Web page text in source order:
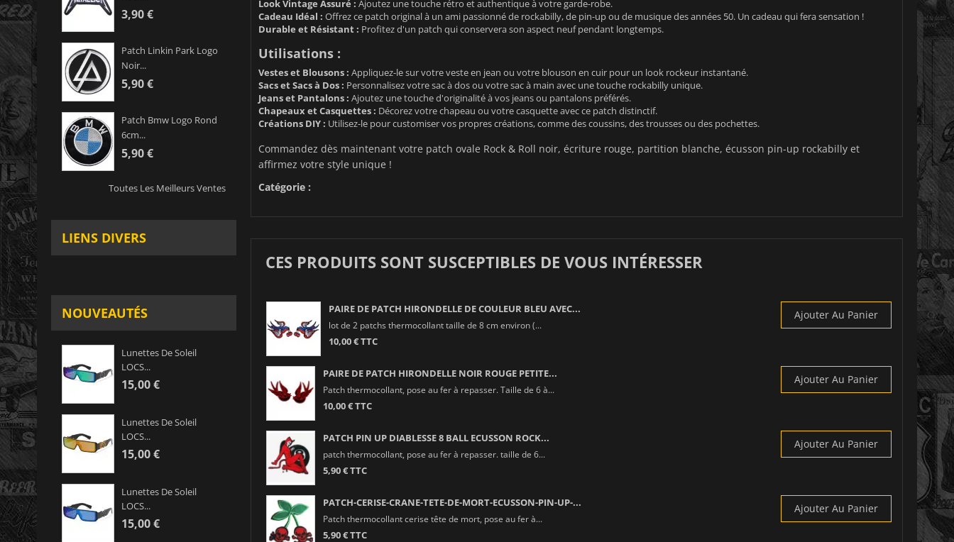
3,90 €
Patch Linkin Park Logo
Noir...
5,90 €
Patch Bmw Logo Rond
6cm...
5,90 €
Toutes Les Meilleurs Ventes
LIENS DIVERS
NOUVEAUTÉS
Lunettes De Soleil
LOCS...
15,00 €
Lunettes De Soleil
LOCS...
15,00 €
Lunettes De Soleil
LOCS...
15,00 €
Look Vintage Assuré : Ajoutez une touche rétro et authentique à votre garde-robe.
Cadeau Idéal : Offrez ce patch original à un ami passionné de rockabilly, de pin-up ou de musique des années 50. Un cadeau qui fera sensation !
Durable et Résistant : Profitez d'un patch qui conservera son aspect neuf pendant longtemps.
Utilisations :
Vestes et Blousons : Appliquez-le sur votre veste en jean ou votre blouson en cuir pour un look rockeur instantané.
Sacs et Sacs à Dos : Personnalisez votre sac à dos ou votre sac à main avec une touche rockabilly unique.
Jeans et Pantalons : Ajoutez une touche d'originalité à vos jeans ou pantalons préférés.
Chapeaux et Casquettes : Décorez votre chapeau ou votre casquette avec ce patch distinctif.
Créations DIY : Utilisez-le pour customiser vos propres créations, comme des coussins, des trousses ou des pochettes.
Commandez dès maintenant votre patch ovale Rock & Roll noir, écriture rouge, partition blanche, écusson pin-up rockabilly et
affirmez votre style unique !
Catégorie :
CES PRODUITS SONT SUSCEPTIBLES DE VOUS INTÉRESSER
PAIRE DE PATCH HIRONDELLE DE COULEUR BLEU AVEC...
lot de 2 patchs thermocollant taille de 8 cm environ (...
10,00 € TTC
Ajouter Au Panier
PAIRE DE PATCH HIRONDELLE NOIR ROUGE PETITE...
Patch thermocollant, pose au fer à repasser. Taille de 6 à...
10,00 € TTC
Ajouter Au Panier
PATCH PIN UP DIABLESSE 8 BALL ECUSSON ROCK...
patch thermocollant, pose au fer à repasser. taille de 6...
5,90 € TTC
Ajouter Au Panier
PATCH-CERISE-CRANE-TETE-DE-MORT-ECUSSON-PIN-UP-...
Patch thermocollant cerise tête de mort, pose au fer à...
5,90 € TTC
Ajouter Au Panier